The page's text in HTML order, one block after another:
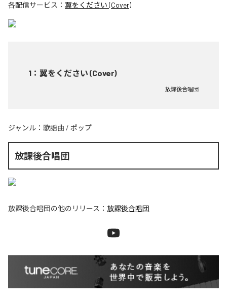
各配信サービス： 翼をください (Cover)
1 ： 翼をください (Cover)
放課後合唱団
ジャンル： 歌謡曲 / ポップ
放課後合唱団
放課後合唱団の他のリリース： 放課後合唱団